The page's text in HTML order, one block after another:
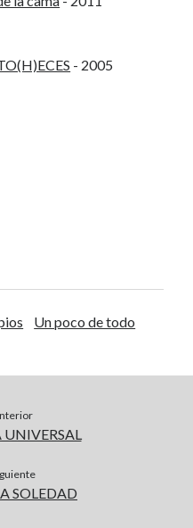
- 2005
Un poco de todo
UNIVERSAL
SOLEDAD